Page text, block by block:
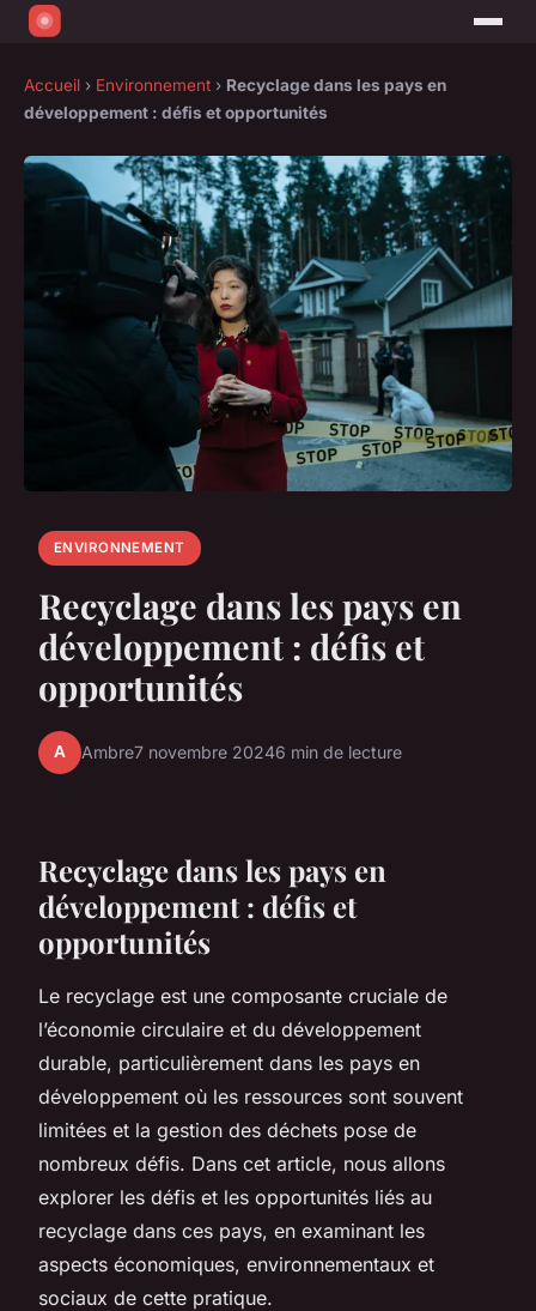
Accueil › Environnement › Recyclage dans les pays en
développement : défis et opportunités
ENVIRONNEMENT
Recyclage dans les pays en
développement : défis et
opportunités
A Ambre7 novembre 20246 min de lecture
Recyclage dans les pays en
développement : défis et
opportunités
Le recyclage est une composante cruciale de
l’économie circulaire et du développement
durable, particulièrement dans les pays en
développement où les ressources sont souvent
limitées et la gestion des déchets pose de
nombreux défis. Dans cet article, nous allons
explorer les défis et les opportunités liés au
recyclage dans ces pays, en examinant les
aspects économiques, environnementaux et
sociaux de cette pratique.